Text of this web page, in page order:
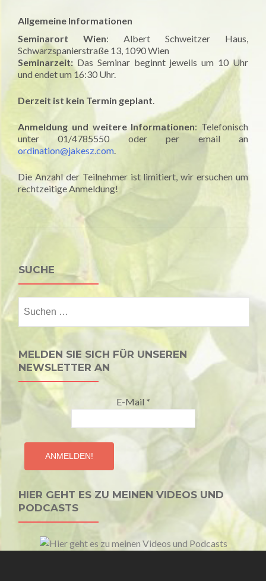
Allgemeine Informationen
Seminarort Wien: Albert Schweitzer Haus,
Schwarzspanierstraße 13, 1090 Wien
Seminarzeit: Das Seminar beginnt jeweils um 10 Uhr
und endet um 16:30 Uhr.
Derzeit ist kein Termin geplant.
Anmeldung und weitere Informationen: Telefonisch
unter 01/4785550 oder per email an
ordination@jakesz.com.
Die Anzahl der Teilnehmer ist limitiert, wir ersuchen um
rechtzeitige Anmeldung!
SUCHE
nach:
MELDEN SIE SICH FÜR UNSEREN
NEWSLETTER AN
E-Mail *
HIER GEHT ES ZU MEINEN VIDEOS UND
PODCASTS